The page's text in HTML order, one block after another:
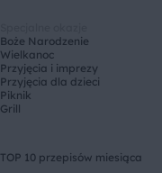
Boże Narodzenie
Wielkanoc
Przyjęcia i imprezy
Przyjęcia dla dzieci
Piknik
Grill
TOP 10 przepisów miesiąca